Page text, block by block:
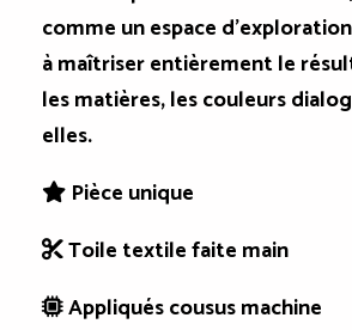
comme un espace
à maîtriser entièrement le
les matières, les couleurs
elles.
 Pièce unique
 Toile textile faite main
 Appliqués cousus machine